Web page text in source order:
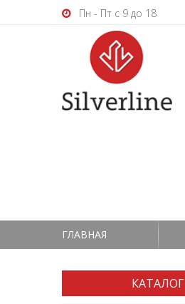
Пн - Пт с 9 до 18
ГЛАВНАЯ
КАТАЛОГ